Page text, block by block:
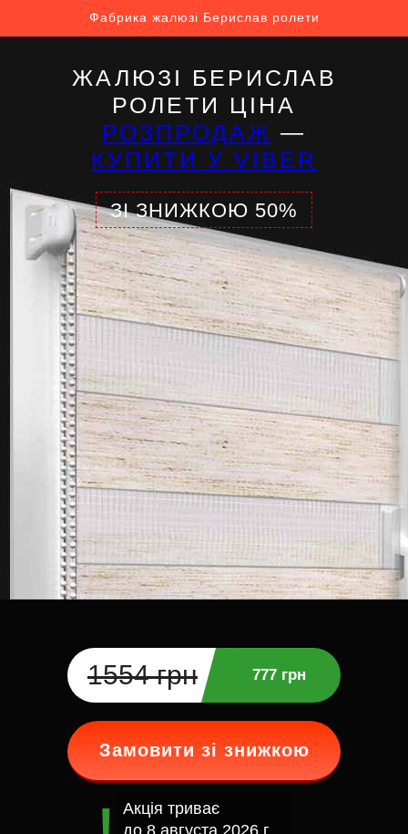
Фабрика жалюзі Берислав ролети
ЖАЛЮЗІ БЕРИСЛАВ
РОЛЕТИ ЦІНА
РОЗПРОДАЖ —
КУПИТИ У VIBER
ЗІ ЗНИЖКОЮ 50%
1554 грн 777 грн
Замовити зі знижкою
Акція триває
до 8 августа 2026 г.